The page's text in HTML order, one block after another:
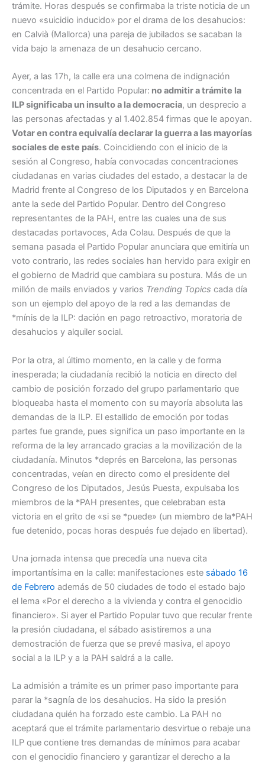
trámite. Horas después se confirmaba la triste noticia de un
nuevo «suicidio inducido» por el drama de los desahucios:
en Calvià (Mallorca) una pareja de jubilados se sacaban la
vida bajo la amenaza de un desahucio cercano.
Ayer, a las 17h, la calle era una colmena de indignación
concentrada en el Partido Popular: no admitir a trámite la
ILP significaba un insulto a la democracia, un desprecio a
las personas afectadas y al 1.402.854 firmas que le apoyan.
Votar en contra equivalía declarar la guerra a las mayorías
sociales de este país. Coincidiendo con el inicio de la
sesión al Congreso, había convocadas concentraciones
ciudadanas en varias ciudades del estado, a destacar la de
Madrid frente al Congreso de los Diputados y en Barcelona
ante la sede del Partido Popular. Dentro del Congreso
representantes de la PAH, entre las cuales una de sus
destacadas portavoces, Ada Colau. Después de que la
semana pasada el Partido Popular anunciara que emitiría un
voto contrario, las redes sociales han hervido para exigir en
el gobierno de Madrid que cambiara su postura. Más de un
millón de mails enviados y varios Trending Topics cada día
son un ejemplo del apoyo de la red a las demandas de
*mínis de la ILP: dación en pago retroactivo, moratoria de
desahucios y alquiler social.
Por la otra, al último momento, en la calle y de forma
inesperada; la ciudadanía recibió la noticia en directo del
cambio de posición forzado del grupo parlamentario que
bloqueaba hasta el momento con su mayoría absoluta las
demandas de la ILP. El estallido de emoción por todas
partes fue grande, pues significa un paso importante en la
reforma de la ley arrancado gracias a la movilización de la
ciudadanía. Minutos *deprés en Barcelona, las personas
concentradas, veían en directo como el presidente del
Congreso de los Diputados, Jesús Puesta, expulsaba los
miembros de la *PAH presentes, que celebraban esta
victoria en el grito de «si se *puede» (un miembro de la*PAH
fue detenido, pocas horas después fue dejado en libertad).
Una jornada intensa que precedía una nueva cita
importantísima en la calle: manifestaciones este sábado 16
de Febrero además de 50 ciudades de todo el estado bajo
el lema «Por el derecho a la vivienda y contra el genocidio
financiero». Si ayer el Partido Popular tuvo que recular frente
la presión ciudadana, el sábado asistiremos a una
demostración de fuerza que se prevé masiva, el apoyo
social a la ILP y a la PAH saldrá a la calle.
La admisión a trámite es un primer paso importante para
parar la *sagnía de los desahucios. Ha sido la presión
ciudadana quién ha forzado este cambio. La PAH no
aceptará que el trámite parlamentario desvirtue o rebaje una
ILP que contiene tres demandas de mínimos para acabar
con el genocidio financiero y garantizar el derecho a la